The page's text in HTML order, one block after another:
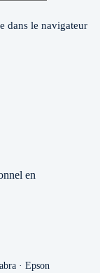
dans le navigateur
en
· Epson